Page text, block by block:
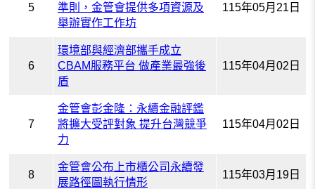
5
準則，金管會提供多項資源及
舉辦實作工作坊
115年05月21日
6
環境部與經濟部攜手成立
CBAM服務平台 做產業最強後
盾
115年04月02日
7
金管會彭金隆：永續金融評鑑
將擴大受評對象 提升台灣競爭
力
115年04月02日
8
金管會公布上市櫃公司永續發
展路徑圖執行情形
115年03月19日